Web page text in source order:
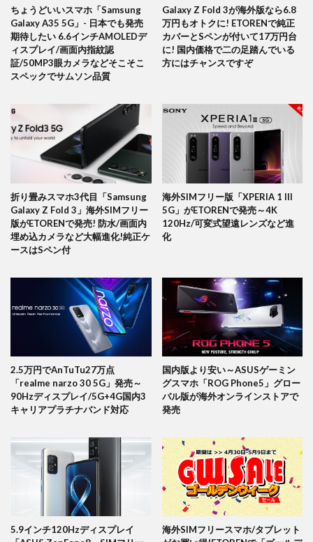
ちょうどいいスマホ「Samsung
Galaxy A35 5G」- 日本でも発売
期待したい 6.6インチAMOLEDデ
ィスプレイ/画面内指紋認
証/50MP3眼カメラなどそこそこ
スペックでサムソン品質
Galaxy Z Fold 3が海外版なら6.8
万円もオトクに! ETORENで純正
カバーとSペンが付いて17万円台
に! 国内価格で二の足踏んでいる
方にはチャンスですぞ
折り畳みスマホ3代目「Samsung
Galaxy Z Fold 3」海外SIMフリー
版がETORENで発売! 防水/画面内
埋め込カメラなど大幅進化!純正ケ
ースはSペン付
海外SIMフリー版「XPERIA 1 III
5G」がETORENで発売～4K
120Hz/可変式望遠レンズなど進
化
2.5万円でAnTuTu27万点
「realme narzo 30 5G」発売～
90Hzディスプレイ/5G+4G国内3
キャリアプラチナバンド対応
国内版より安い～ASUSゲーミン
グスマホ「ROG Phone5」グロー
バル版が海外オンラインストアで
発売
5.9インチ120Hzディスプレイ
海外SIMフリースマホ/タブレット